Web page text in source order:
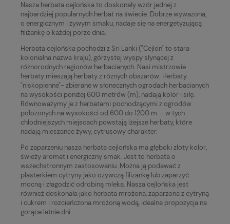
Nasza herbata cejlońska to doskonały wzór jednej z
najbardziej popularnych herbat na świecie. Dobrze wyważona,
o energicznym i żywym smaku, nadaje się na energetyzującą
filiżankę o każdej porze dnia.
Herbata cejlońska pochodzi z Sri Lanki ("Cejlon" to stara
kolonialna nazwa kraju), górzystej wyspy słynącej z
różnorodnych regionów herbacianych. Nasi mistrzowie
herbaty mieszają herbaty z różnych obszarów. Herbaty
"niskopienne"- zbierane w słonecznych ogrodach herbacianych
na wysokości poniżej 600 metrów (m), nadają kolor i siłę.
Równoważymy je z herbatami pochodzącymi z ogrodów
położonych na wysokości od 600 do 1200 m. - w tych
chłodniejszych miejscach powstają lżejsze herbaty, które
nadają mieszance żywy, cytrusowy charakter.
Po zaparzeniu nasza herbata cejlońska ma głęboki złoty kolor,
świeży aromat i energiczny smak. Jest to herbata o
wszechstronnym zastosowaniu. Można ją podawać z
plasterkiem cytryny jako ożywczą filiżankę lub zaparzyć
mocną i złagodzić odrobiną mleka. Nasza cejlońska jest
również doskonała jako herbata mrożona, zaparzona z cytryną
i cukrem i rozcieńczona mrożoną wodą, idealna propozycja na
gorące letnie dni.